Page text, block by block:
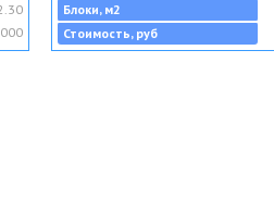
Блоки, м2
Стоимость, руб